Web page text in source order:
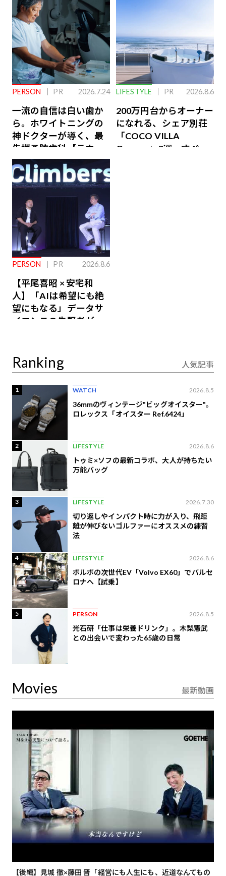
PERSON PR 2026.7.24
一流の自信は白い歯か
ら。ホワイトニングの
神ドクターが導く、最
先端予防歯科【ラウン
ジ会員特典あり】
LIFESTYLE PR 2026.8.6
200万円台からオーナー
になれる、シェア別荘
「COCO VILLA
Owners」3選。すべて
PERSON PR 2026.8.6
【平尾喜昭 × 安宅和
人】「AIは希望にも絶
望にもなる」データサ
イエンスの先駆者が語
Ranking 人気記事
1 WATCH 2026.8.5
36mmのヴィンテージ"ビッグオイスター"。
ロレックス「オイスター Ref.6424」
2 LIFESTYLE 2026.8.6
トゥミ×ソフの最新コラボ、大人が持ちたい
万能バッグ
3 LIFESTYLE 2026.7.30
切り返しやインパクト時に力が入り、飛距
離が伸びないゴルファーにオススメの練習
法
4 LIFESTYLE 2026.8.6
ボルボの次世代EV「Volvo EX60」でバルセ
ロナへ【試乗】
5 PERSON 2026.8.5
光石研「仕事は栄養ドリンク」。木梨憲武
との出会いで変わった65歳の日常
Movies 最新動画
【後編】見城 徹×藤田 晋「経営にも人生にも、近道なんてもの